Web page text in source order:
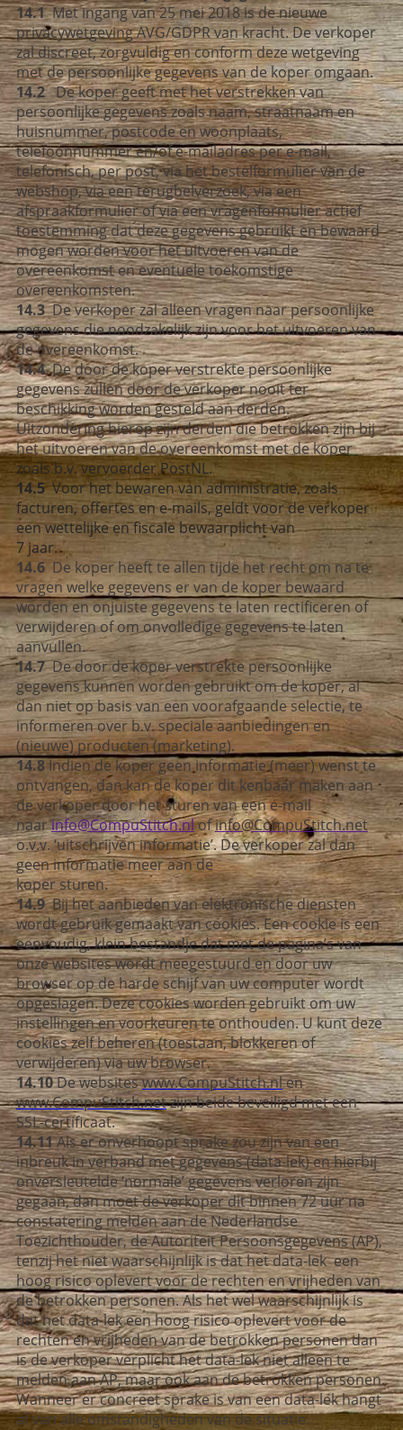
14.1Met ingang van 25 mei 2018 is de nieuwe
privacywetgeving AVG/GDPR van kracht. De verkoper
zal discreet, zorgvuldig en conform deze wetgeving
met de persoonlijke gegevens van de koper omgaan.
14.2De koper geeft met het verstrekken van
persoonlijke gegevens zoals naam, straatnaam en
huisnummer, postcode en woonplaats,
telefoonnummer en/of e-mailadres per e-mail,
telefonisch, per post, via het bestelformulier van de
webshop, via een terugbelverzoek, via een
afspraakformulier of via een vragenformulier actief
toestemming dat deze gegevens gebruikt en bewaard
mogen worden voor het uitvoeren van de
overeenkomst en eventuele toekomstige
overeenkomsten.
14.3 De verkoper zal alleen vragen naar persoonlijke
gegevens die noodzakelijk zijn voor het uitvoeren van
de overeenkomst.
14.4De door de koper verstrekte persoonlijke
gegevens zullen door de verkoper nooit ter
beschikking worden gesteld aan derden.
Uitzondering hierop zijn derden die betrokken zijn bij
het uitvoeren van de overeenkomst met de koper
zoals b.v. vervoerder PostNL.
14.5Voor het bewaren van administratie, zoals
facturen, offertes en e-mails, geldt voor de verkoper
een wettelijke en fiscale bewaarplicht van
7 jaar.
14.6De koper heeft te allen tijde het recht om na te
vragen welke gegevens er van de koper bewaard
worden en onjuiste gegevens te laten rectificeren of
verwijderen of om onvolledige gegevens te laten
aanvullen.
14.7De door de koper verstrekte persoonlijke
gegevens kunnen worden gebruikt om de koper, al
dan niet op basis van een voorafgaande selectie, te
informeren over b.v. speciale aanbiedingen en
(nieuwe) producten (marketing).
14.8Indien de koper geen informatie (meer) wenst te
ontvangen, dan kan de koper dit kenbaar maken aan
de verkoper door het sturen van een e-mail
naarinfo@CompuStitch.nlofinfo@CompuStitch.net
o.v.v. ‘uitschrijven informatie’. De verkoper zal dan
geen informatie meer aan de
koper sturen.
14.9Bij het aanbieden van elektronische diensten
wordt gebruik gemaakt van cookies. Een cookie is een
eenvoudig, klein bestandje dat met de pagina’s van
onze websites wordt meegestuurd en door uw
browser op de harde schijf van uw computer wordt
opgeslagen. Deze cookies worden gebruikt om uw
instellingen en voorkeuren te onthouden. U kunt deze
cookies zelf beheren (toestaan, blokkeren of
verwijderen) via uw browser.
14.10Dewebsiteswww.CompuStitch.nlen
www.CompuStitch.netzijn beide beveiligd met een
SSL-certificaat.
14.11Als er onverhoopt sprake zou zijn van een
inbreuk in verband met gegevens (data-lek) en hierbij
onversleutelde ‘normale’ gegevens verloren zijn
gegaan, dan moet de verkoper dit binnen 72 uur na
constatering melden aan de Nederlandse
Toezichthouder, de Autoriteit Persoonsgegevens (AP),
tenzij het niet waarschijnlijk is dat het data-lek een
hoog risico oplevert voor de rechten en vrijheden van
de betrokken personen. Als het wel waarschijnlijk is
dat het data-lek een hoog risico oplevert voor de
rechten en vrijheden van de betrokken personen dan
is de verkoper verplicht het data-lek niet alleen te
melden aan AP, maar ook aan de betrokken personen.
Wanneer er concreet sprake is van een data-lek hangt
af van alle omstandigheden van de situatie.